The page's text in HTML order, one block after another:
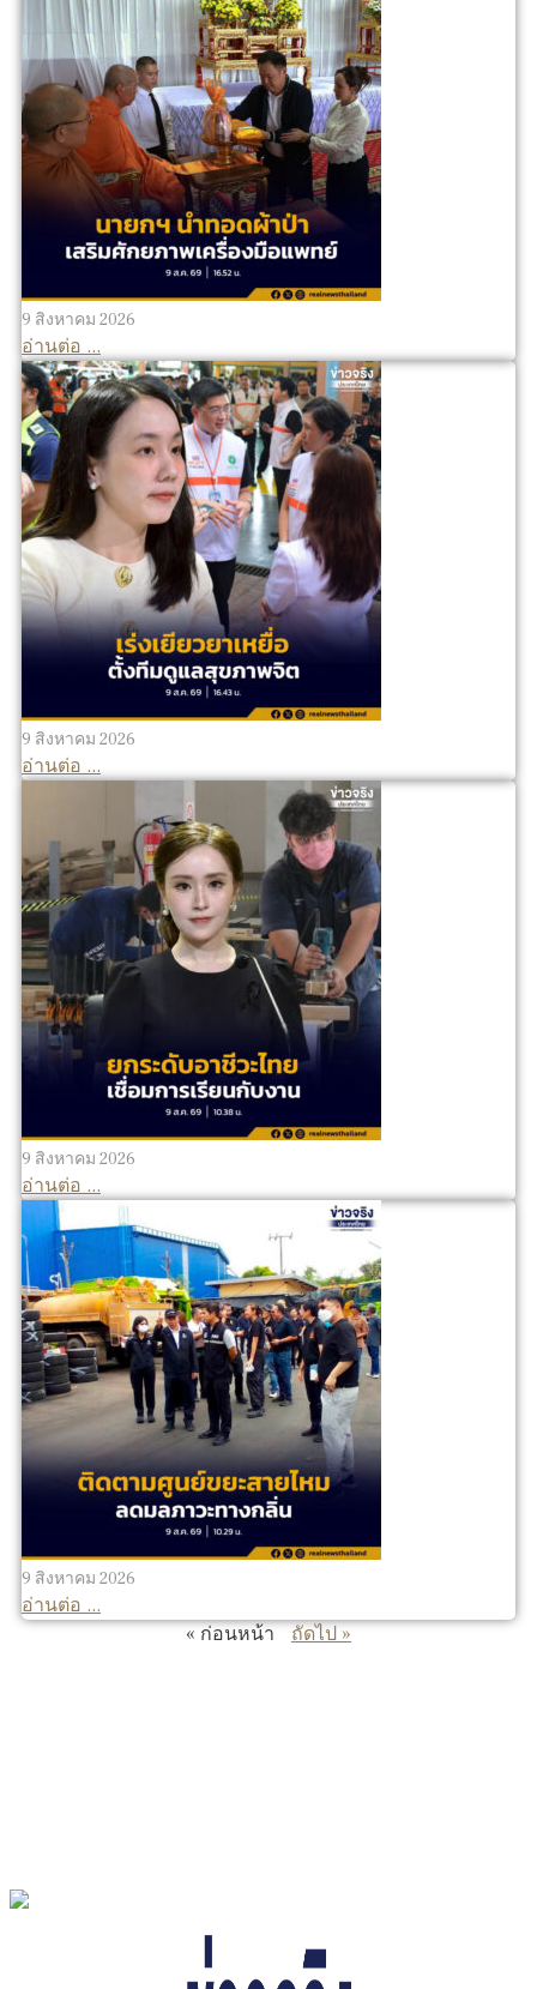
9 สิงหาคม 2026
อ่านต่อ ...
9 สิงหาคม 2026
อ่านต่อ ...
9 สิงหาคม 2026
อ่านต่อ ...
9 สิงหาคม 2026
อ่านต่อ ...
« ก่อนหน้า
ถัดไป »